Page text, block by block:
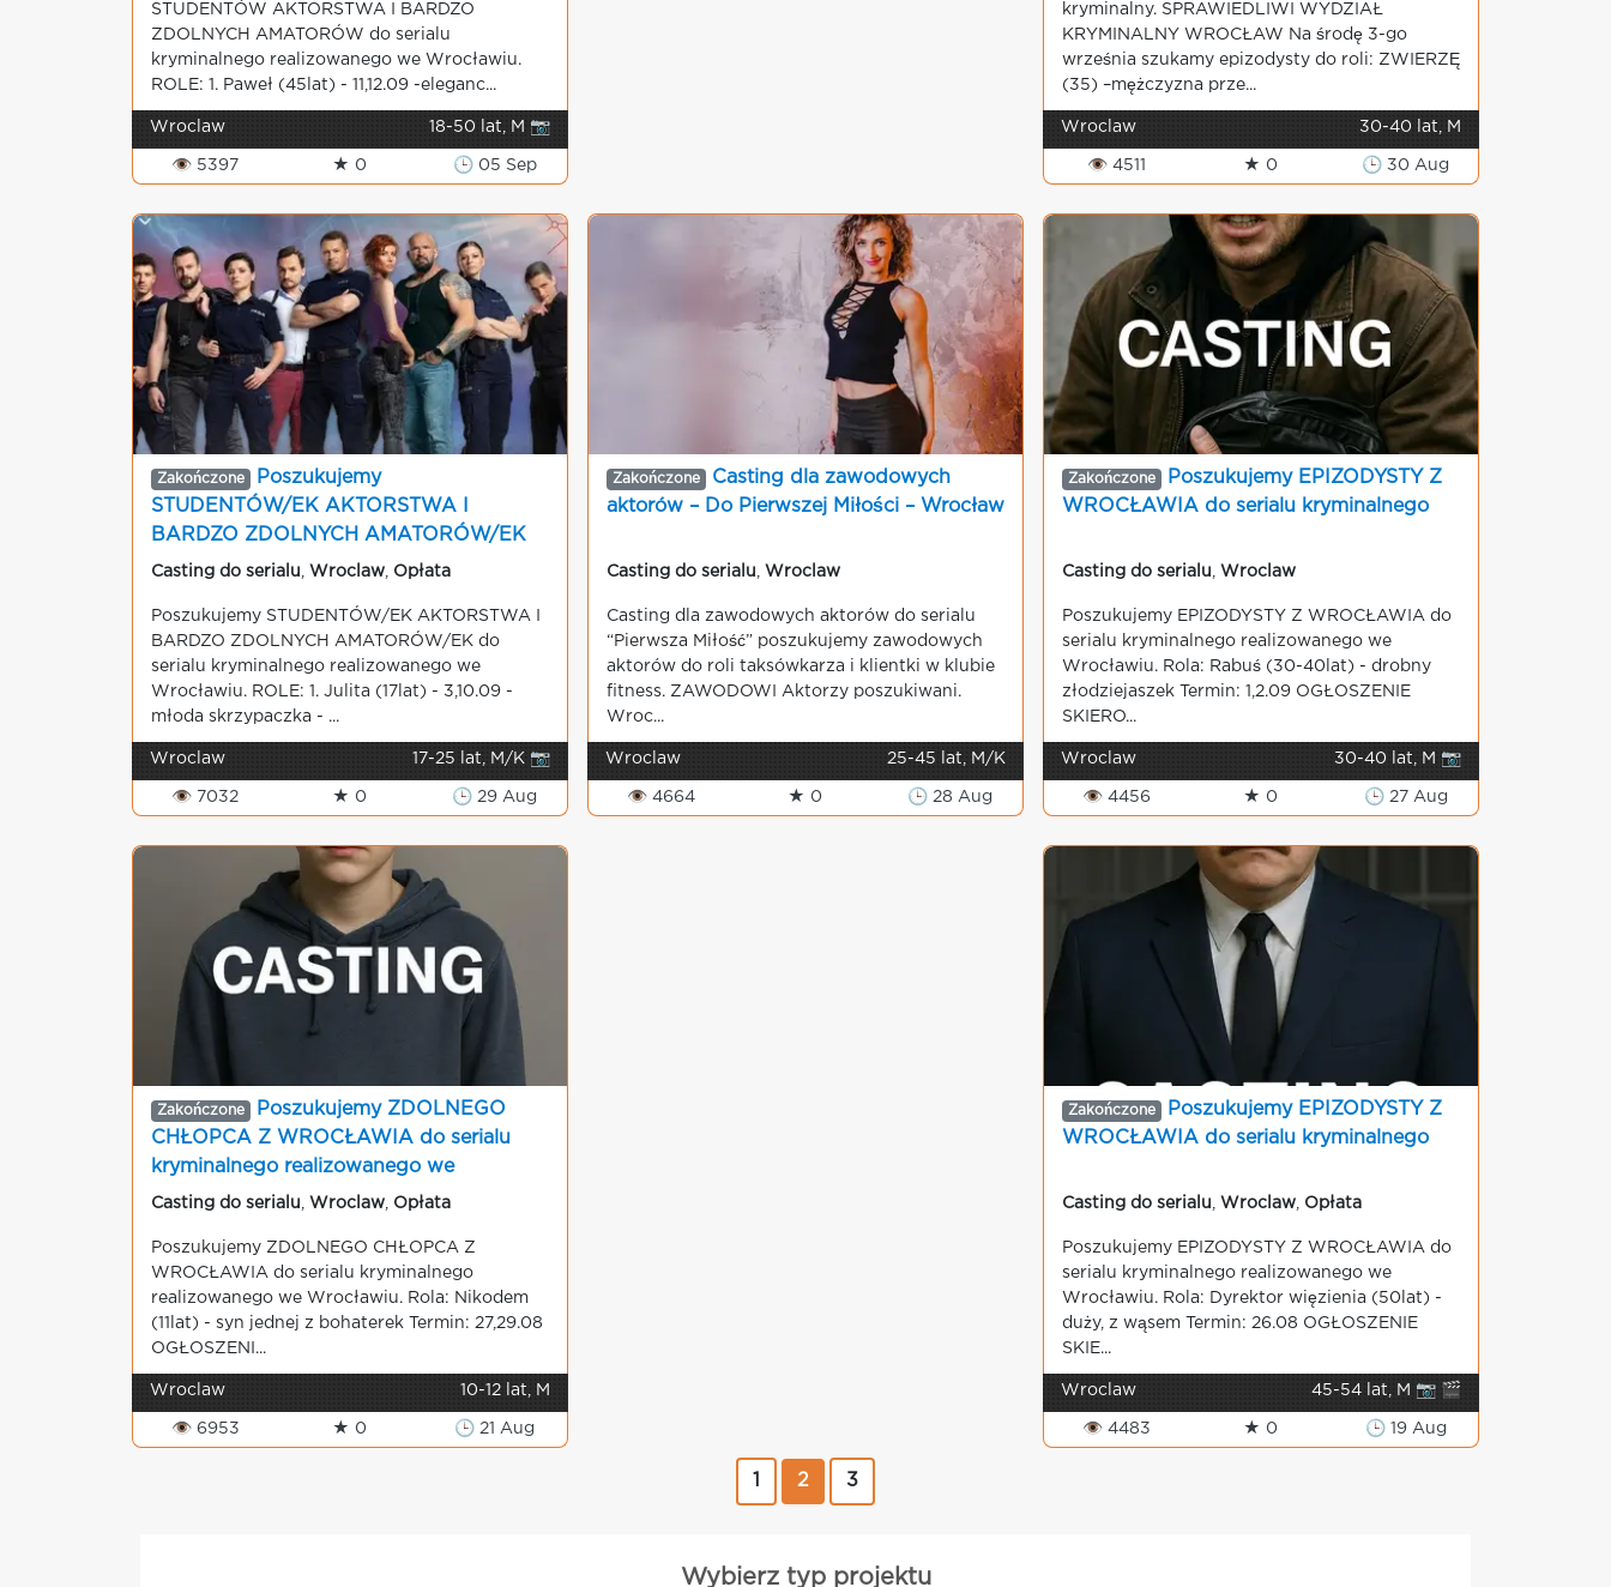
STUDENTÓW AKTORSTWA I BARDZO
ZDOLNYCH AMATORÓW do serialu
kryminalnego realizowanego we Wrocławiu.
ROLE: 1. Paweł (45lat) - 11,12.09 -eleganc...
Wroclaw 18-50 lat, M 📷
👁 5397 ★ 0 🕒 05 Sep
kryminalny. SPRAWIEDLIWI WYDZIAŁ
KRYMINALNY WROCŁAW Na środę 3-go
września szukamy epizodysty do roli: ZWIERZĘ
(35) –mężczyzna prze...
Wroclaw 30-40 lat, M
👁 4511 ★ 0 🕒 30 Aug
Zakończone
Poszukujemy
STUDENTÓW/EK AKTORSTWA I
BARDZO ZDOLNYCH AMATORÓW/EK
do serialu kryminalnego realizowanego
Casting do serialu Wroclaw Opłata
Poszukujemy STUDENTÓW/EK AKTORSTWA I
BARDZO ZDOLNYCH AMATORÓW/EK do
serialu kryminalnego realizowanego we
Wrocławiu. ROLE: 1. Julita (17lat) - 3,10.09 -
młoda skrzypaczka - ...
Wroclaw 17-25 lat, M/K 📷
👁 7032 ★ 0 🕒 29 Aug
Zakończone
Casting dla zawodowych
aktorów – Do Pierwszej Miłości – Wrocław
Casting do serialu Wroclaw
Casting dla zawodowych aktorów do serialu
“Pierwsza Miłość” poszukujemy zawodowych
aktorów do roli taksówkarza i klientki w klubie
fitness. ZAWODOWI Aktorzy poszukiwani.
Wroc...
Wroclaw 25-45 lat, M/K
👁 4664 ★ 0 🕒 28 Aug
Zakończone
Poszukujemy EPIZODYSTY Z
WROCŁAWIA do serialu kryminalnego
Casting do serialu Wroclaw
Poszukujemy EPIZODYSTY Z WROCŁAWIA do
serialu kryminalnego realizowanego we
Wrocławiu. Rola: Rabuś (30-40lat) - drobny
złodziejaszek Termin: 1,2.09 OGŁOSZENIE
SKIERO...
Wroclaw 30-40 lat, M 📷
👁 4456 ★ 0 🕒 27 Aug
Zakończone
Poszukujemy ZDOLNEGO
CHŁOPCA Z WROCŁAWIA do serialu
kryminalnego realizowanego we
Wrocławiu
Casting do serialu Wroclaw Opłata
Poszukujemy ZDOLNEGO CHŁOPCA Z
WROCŁAWIA do serialu kryminalnego
realizowanego we Wrocławiu. Rola: Nikodem
(11lat) - syn jednej z bohaterek Termin: 27,29.08
OGŁOSZENI...
Wroclaw 10-12 lat, M
👁 6953 ★ 0 🕒 21 Aug
Zakończone
Poszukujemy EPIZODYSTY Z
WROCŁAWIA do serialu kryminalnego
Casting do serialu Wroclaw Opłata
Poszukujemy EPIZODYSTY Z WROCŁAWIA do
serialu kryminalnego realizowanego we
Wrocławiu. Rola: Dyrektor więzienia (50lat) -
duży, z wąsem Termin: 26.08 OGŁOSZENIE
SKIE...
Wroclaw 45-54 lat, M 📷 🎬
👁 4483 ★ 0 🕒 19 Aug
2 3
Wybierz typ projektu